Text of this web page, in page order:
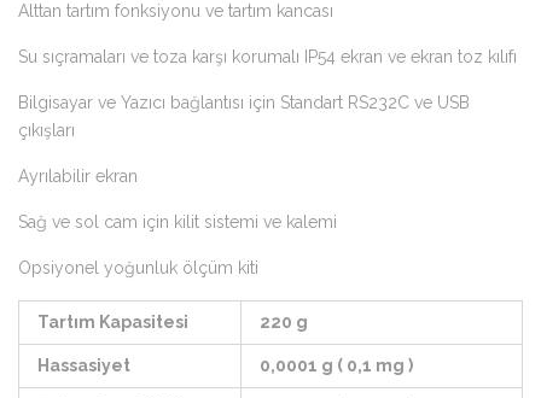
Alttan tartım fonksiyonu ve tartım kancası
Su sıçramaları ve toza karşı korumalı IP54 ekran ve ekran toz kılıfı
Bilgisayar ve Yazıcı bağlantısı için Standart RS232C ve USB
çıkışları
Ayrılabilir ekran
Sağ ve sol cam için kilit sistemi ve kalemi
Opsiyonel yoğunluk ölçüm kiti
Tartım Kapasitesi 220 g
Hassasiyet 0,0001 g ( 0,1 mg )